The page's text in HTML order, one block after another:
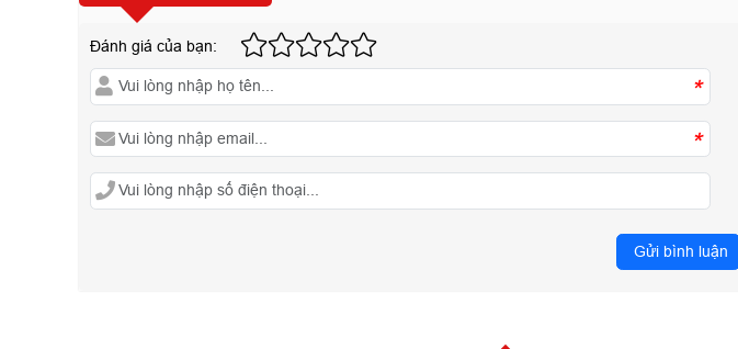
Đánh giá của bạn:
*
*
Gửi bình luận